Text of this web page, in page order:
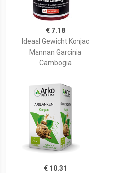
€ 7.18
Ideaal Gewicht Konjac
Mannan Garcinia
Cambogia
€ 10.31